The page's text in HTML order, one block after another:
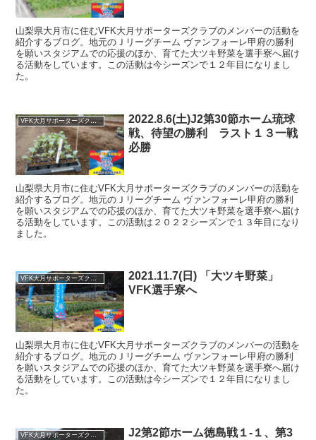
山梨県大月市に住むVFK大月サポーターズクラブのメンバーの活動を
紹介するブログ。地元のＪリーグチーム ヴァンフォーレ甲府の勝利
を願いスタジアムでの応援のほか、育てた大ツキ野菜を選手寮へ届け
る活動をしています。この活動は今シーズンで１２年目になりまし
た。
VFK大月サポーターズクラブ
2022.8.6(土)J2第30節ホーム琉球
戦、待望の勝利 ラスト１３一戦
必勝
山梨県大月市に住むVFK大月サポーターズクラブのメンバーの活動を
紹介するブログ。地元のＪリーグチーム ヴァンフォーレ甲府の勝利
を願いスタジアムでの応援のほか、育てた大ツキ野菜を選手寮へ届け
る活動をしています。この活動は２０２２シーズンで１３年目になり
ました。
2021.11.7(日) 「大ツキ野菜」
VFK選手寮へ
山梨県大月市に住むVFK大月サポーターズクラブのメンバーの活動を
紹介するブログ。地元のＪリーグチーム ヴァンフォーレ甲府の勝利
を願いスタジアムでの応援のほか、育てた大ツキ野菜を選手寮へ届け
る活動をしています。この活動は今シーズンで１２年目になりまし
た。
VFK大月サポーターズクラブ
J2第2節ホーム徳島戦１-１、第3